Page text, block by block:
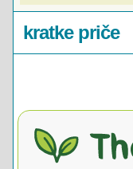
kratke priče